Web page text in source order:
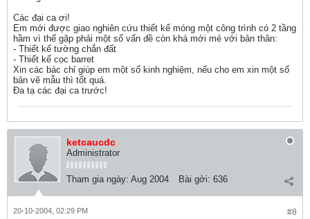
Các đại ca ơi!
Em mới được giao nghiên cứu thiết kế móng một công trình có 2 tầng
hầm vì thế gặp phải một số vấn đề còn khá mới mẻ với bản thân:
- Thiết kế tường chắn đất
- Thiết kế cọc barret
Xin các bác chỉ giúp em một số kinh nghiệm, nếu cho em xin một số
bản vẽ mẫu thì tốt quá.
Đa tạ các đại ca trước!
ketcaucdc
Administrator
Tham gia ngày: Aug 2004 Bài gởi: 636
#8
20-10-2004, 02:29 PM